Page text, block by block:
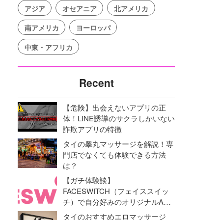
アジア オセアニア
北アメリカ
南アメリカ
ヨーロッパ
中東・アフリカ
Recent
【危険】出会えないアプリの正
体！LINE誘導のサクラしかいない
詐欺アプリの特徴
タイの睾丸マッサージを解説！専
門店でなくても体験できる方法
は？
【ガチ体験談】
FACESWITCH（フェイススイッ
チ）で自分好みのオリジナルAV
動画を作成！オナニーライフに革
タイのおすすめエロマッサージ